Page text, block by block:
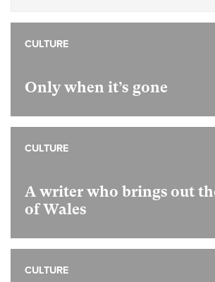
Only when it’s gone
CULTURE
A writer who brings out
of Wales
CULTURE
CULTURE